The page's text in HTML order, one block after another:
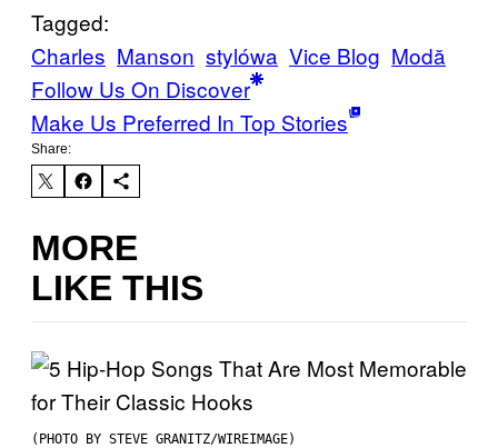
Tagged:
Charles Manson stylówa Vice Blog Μodă
Follow Us On Discover
Make Us Preferred In Top Stories
Share:
MORE
LIKE THIS
(PHOTO BY STEVE GRANITZ/WIREIMAGE)